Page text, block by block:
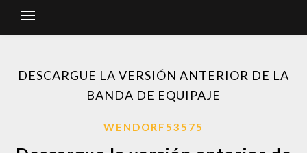
DESCARGUE LA VERSIÓN ANTERIOR DE LA
BANDA DE EQUIPAJE
WENDORF53575